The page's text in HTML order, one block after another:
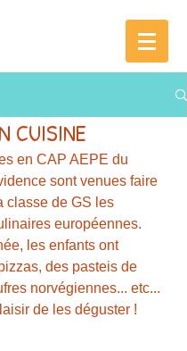
CUISINE
en CAP AEPE du
sont venues faire
classe de GS les
européennes.
les enfants ont
des pasteis de
norvégiennes... etc...
de les déguster !